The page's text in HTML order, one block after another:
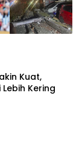
Kuat,
Kering